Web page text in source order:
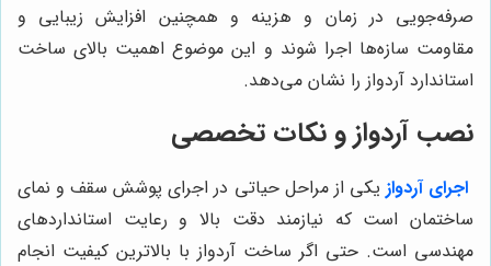
صرفه‌جویی در زمان و هزینه و همچنین افزایش زیبایی و
مقاومت سازه‌ها اجرا شوند و این موضوع اهمیت بالای ساخت
استاندارد آردواز را نشان می‌دهد.
نصب آردواز و نکات تخصصی
اجرای آردواز یکی از مراحل حیاتی در اجرای پوشش سقف و نمای
ساختمان است که نیازمند دقت بالا و رعایت استانداردهای
مهندسی است. حتی اگر ساخت آردواز با بالاترین کیفیت انجام